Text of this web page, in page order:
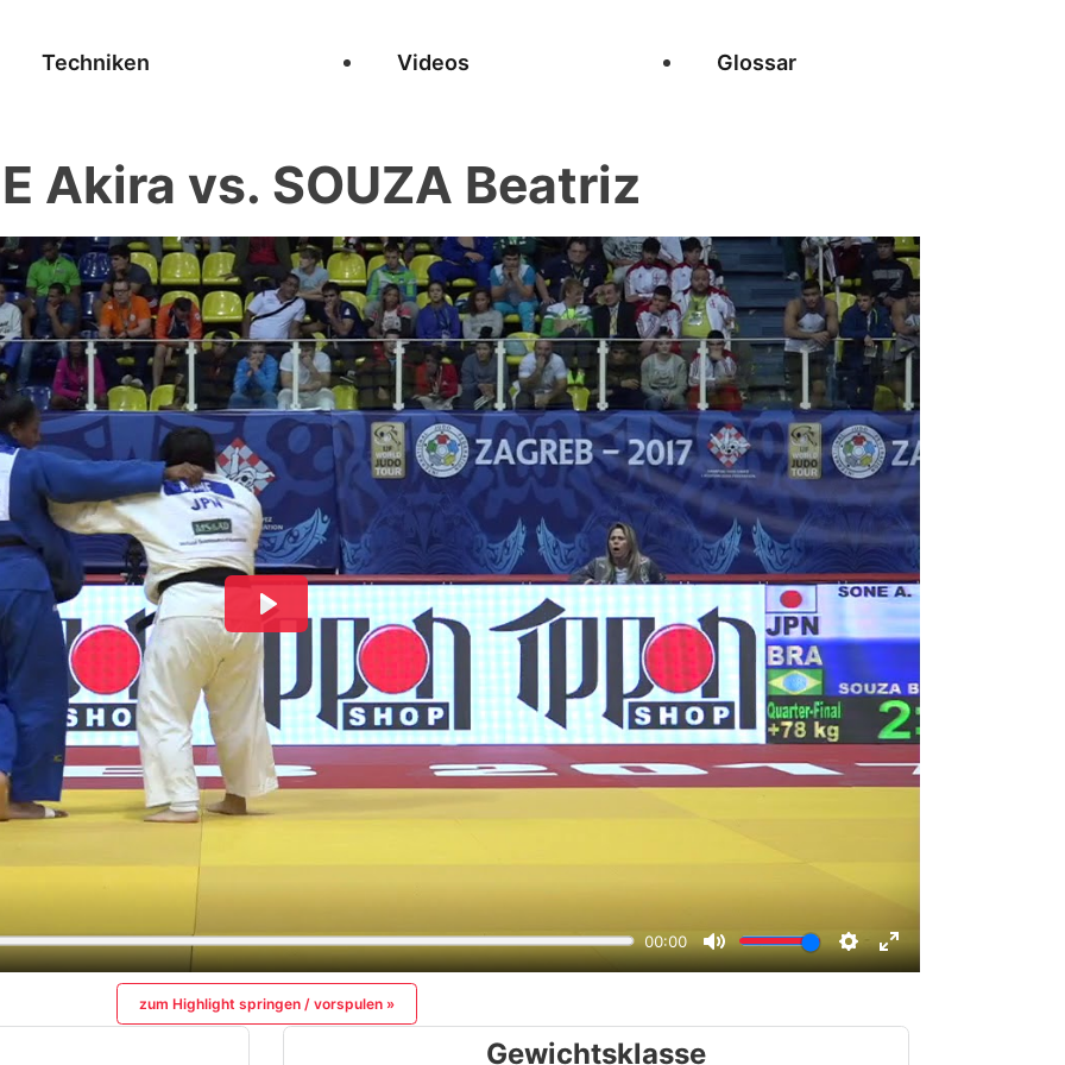
Techniken Videos Glossar
Akira vs. SOUZA Beatriz
zum Highlight springen / vorspulen »
Gewichtsklasse